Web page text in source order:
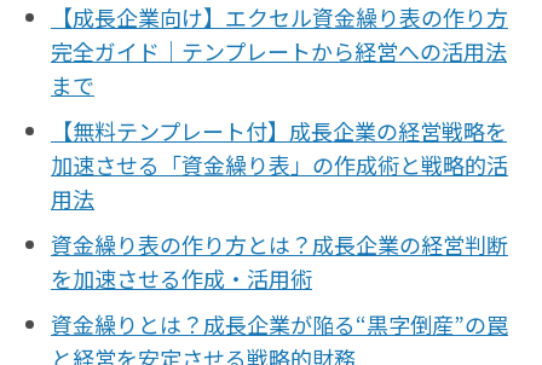
【成長企業向け】エクセル資金繰り表の作り方
完全ガイド｜テンプレートから経営への活用法
まで
【無料テンプレート付】成長企業の経営戦略を
加速させる「資金繰り表」の作成術と戦略的活
用法
資金繰り表の作り方とは？成長企業の経営判断
を加速させる作成・活用術
資金繰りとは？成長企業が陥る“黒字倒産”の罠
と経営を安定させる戦略的財務